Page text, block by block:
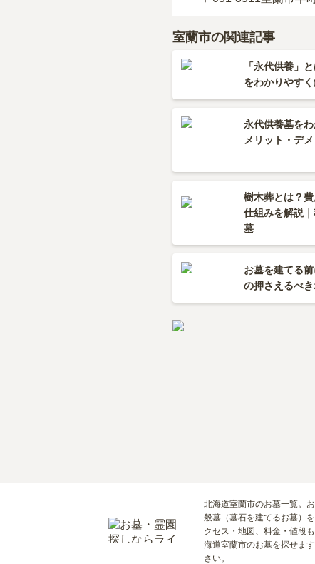
室蘭市の関連記事
「永代供養」
をわかりやす
永代供養墓を
メリット・デ
樹木葬とは？
仕組みを解説
墓
お墓を建てる
の押さえるべ
北海道室蘭市のお墓一覧。
般墓（墓石を建てるお墓）
クセス・地図、料金・値段
海道室蘭市のお墓を探せま
さい。